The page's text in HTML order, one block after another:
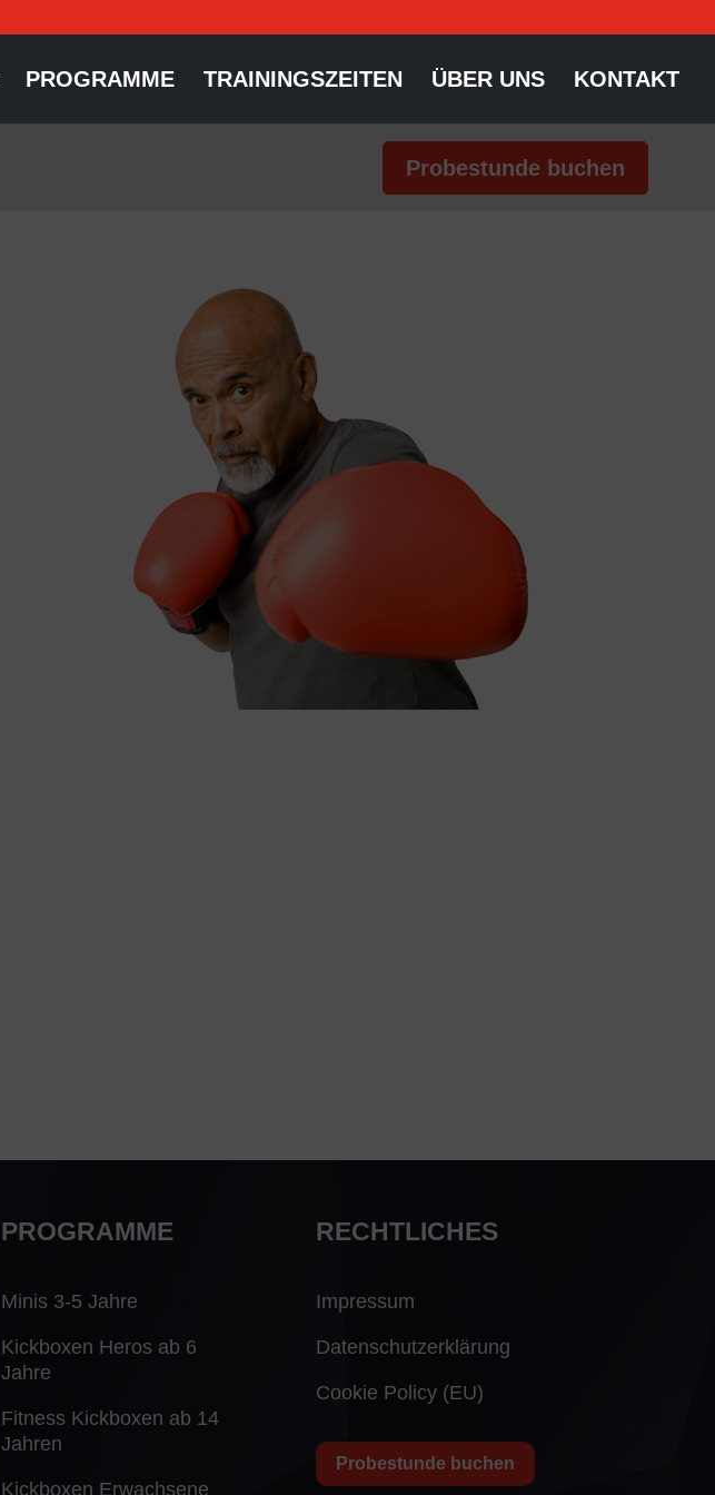
PROGRAMME TRAININGSZEITEN ÜBER UNS KONTAKT
Probestunde buchen
PROGRAMME
Minis 3-5 Jahre
Kickboxen Heros ab 6
Jahre
Fitness Kickboxen ab 14
Jahren
Kickboxen Erwachsene
RECHTLICHES
Impressum
Datenschutzerklärung
Cookie Policy (EU)
Probestunde buchen